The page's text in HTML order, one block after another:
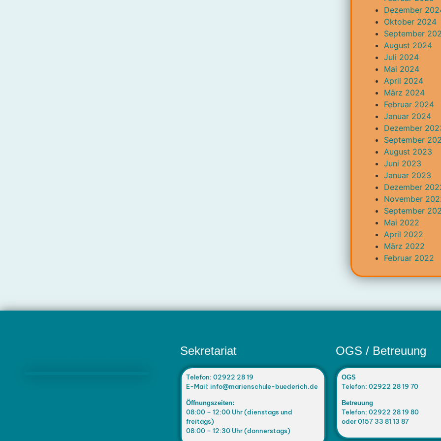
Dezember
Oktober 2024
September
August 2024
Juli 2024
Mai 2024
April 2024
März 2024
Februar 2024
Januar 2024
Dezember
September
August 2023
Juni 2023
Januar 2023
Dezember
November
September
Mai 2022
April 2022
März 2022
Februar 2022
Sekretariat
Telefon: 02922 28 19
E-Mail: info@marienschule-buederich.de
Öffnungszeiten:
08:00 – 12:00 Uhr (dienstags und
freitags)
08:00 – 12:30 Uhr (donnerstags)
OGS / Betreuung
OGS
Telefon: 02922 28 19 70
Betreuung
Telefon: 02922 28 19 80
oder 0157 33 81 13 87